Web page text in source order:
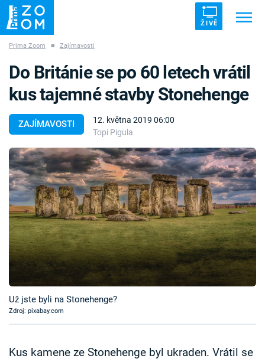
ŽIVĚ
ZÁHADY VETŘELCI DÁVNOVĚKU
Témata
Témata
Pořady
TV Program
Časopis
Sledujte prima+
Prima Zoom ■ Zajímavosti
ZAJÍMAVOSTI
12. května 2019 06:00
Topi Pigula
Do Británie se po 60 letech vrátil
kus tajemné stavby Stonehenge
Už jste byli na Stonehenge?
Zdroj: pixabay.com
Kus kamene ze Stonehenge byl ukraden. Vrátil se